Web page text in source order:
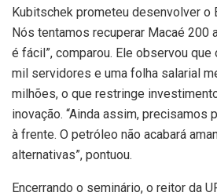
Kubitschek prometeu desenvolver o
Nós tentamos recuperar Macaé 200
é fácil”, comparou. Ele observou
mil servidores e uma folha salarial
milhões, o que restringe
inovação. “Ainda assim, precisamos
à frente. O petróleo não acabará
alternativas”, pontuou.
Encerrando o seminário, o reitor da